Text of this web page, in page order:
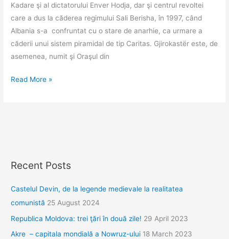
Kadare şi al dictatorului Enver Hodja, dar şi centrul revoltei
care a dus la căderea regimului Sali Berisha, în 1997, când
Albania s-a confruntat cu o stare de anarhie, ca urmare a
căderii unui sistem piramidal de tip Caritas. Gjirokastër este, de
asemenea, numit şi Oraşul din
Cel
din
(I)
Read More »
Recent Posts
Castelul Devin, de la legende medievale la realitatea
comunistă 25 August 2024
Republica Moldova: trei ţări în două zile! 29 April 2023
Akre – capitala mondială a Nowruz-ului 18 March 2023